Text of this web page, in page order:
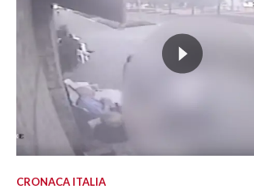
CRONACA ITALIA